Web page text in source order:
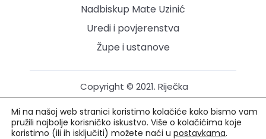
Nadbiskup Mate Uzinić
Uredi i povjerenstva
Župe i ustanove
Copyright © 2021. Riječka
nadbiskupija. Sva prava
pridržana.
Mi na našoj web stranici koristimo kolačiće kako bismo vam
pružili najbolje korisničko iskustvo. Više o kolačićima koje
koristimo (ili ih isključiti) možete naći u postavkama.